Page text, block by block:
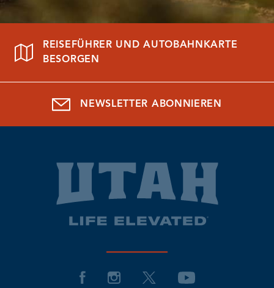
REISEFÜHRER UND AUTOBAHNKARTE
BESORGEN
NEWSLETTER ABONNIEREN